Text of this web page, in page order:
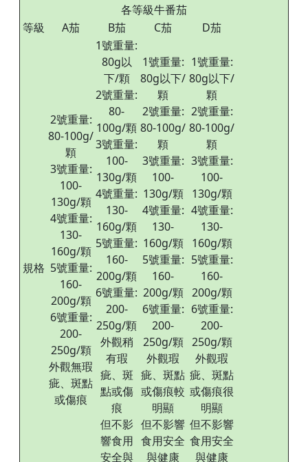
各等級牛番茄
等級
A茄 B茄 C茄 D茄
規格
2號重量:
80-100g/
顆
3號重量:
100-
130g/顆
4號重量:
130-
160g/顆
5號重量:
160-
200g/顆
6號重量:
200-
250g/顆
外觀無瑕
疵、斑點
或傷痕
1號重量:
80g以
下/顆
2號重量:
80-
100g/顆
3號重量:
100-
130g/顆
4號重量:
130-
160g/顆
5號重量:
160-
200g/顆
6號重量:
200-
250g/顆
外觀稍
有瑕
疵、斑
點或傷
痕
但不影
響食用
安全與
1號重量:
80g以下/
顆
2號重量:
80-100g/
顆
3號重量:
100-
130g/顆
4號重量:
130-
160g/顆
5號重量:
160-
200g/顆
6號重量:
200-
250g/顆
外觀瑕
疵、斑點
或傷痕較
明顯
但不影響
食用安全
與健康
1號重量:
80g以下/
顆
2號重量:
80-100g/
顆
3號重量:
100-
130g/顆
4號重量:
130-
160g/顆
5號重量:
160-
200g/顆
6號重量:
200-
250g/顆
外觀瑕
疵、斑點
或傷痕很
明顯
但不影響
食用安全
與健康